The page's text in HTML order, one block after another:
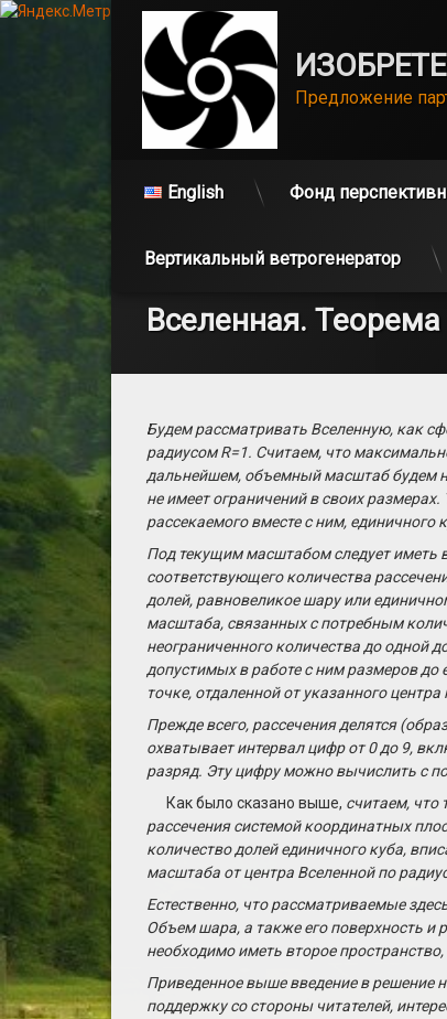
Перейти
содержимому
Предложение
English Фонд
Вертикальный ветрогенератор
Вселенная.
Будем рассматривать Вселенную, как
радиусом R=1. Считаем, что
дальнейшем, объемный масштаб будем
не имеет ограничений в своих
рассекаемого вместе с ним,
Под текущим масштабом следует иметь
соответствующего количества
долей, равновеликое шару или
масштаба, связанных с потребным
неограниченного количества до одной
допустимых в работе с ним размеров до
точке, отдаленной от указанного центра
Прежде всего, рассечения делятся
охватывает интервал цифр от 0 до 9,
разряд. Эту цифру можно вычислить с
Как было сказано выше, считаем, что
рассечения системой координатных
количество долейединичного куба,
масштаба от центра Вселенной по
Естественно, что рассматриваемые
Объем шара, а также его поверхность и
необходимо иметь второе
Приведенное выше введение в решение
поддержку со стороны читателей,